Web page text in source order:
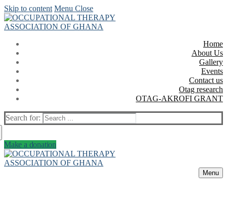
Skip to content Menu Close
Home
About Us
Gallery
Events
Contact us
Otag research
OTAG-AKROFI GRANT
Search for:
Make a donation
Menu